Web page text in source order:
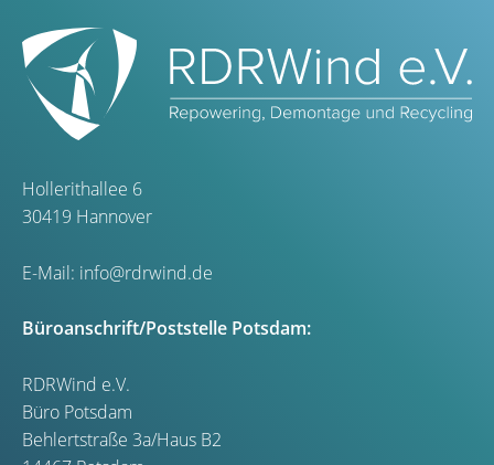
Hollerithallee 6
30419 Hannover
E-Mail: info@rdrwind.de
Büroanschrift/Poststelle Potsdam:
RDRWind e.V.
Büro Potsdam
Behlertstraße 3a/Haus B2